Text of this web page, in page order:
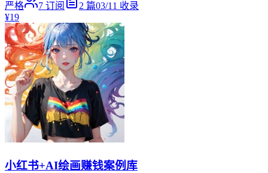
严格 7 订阅 2 篇03/11 收录
¥19
小红书+AI绘画赚钱案例库